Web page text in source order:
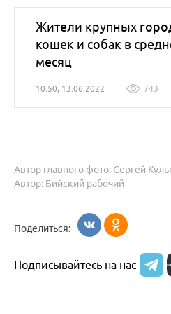
Жители крупных
кошек и собак в
месяц
10:50, 13.06.2022 743
Автор: Бийский рабочий
Автор главного фото: Сергей
Поделиться:
Подписывайтесь на нас